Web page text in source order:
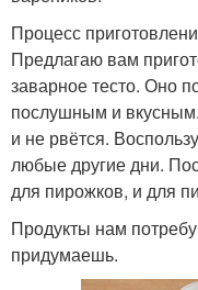
Процесс
Предлагаю вам
заварное тесто. Оно
послушным и вкусным.
и не рвётся.
любые другие дни.
для пирожков, и для
Продукты нам
придумаешь.